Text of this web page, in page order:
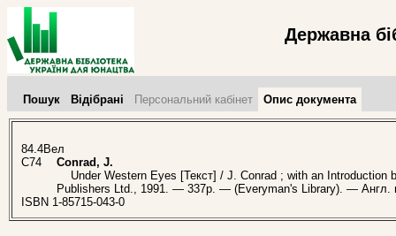
Державна
Пошук Відібрані Персональний кабінет Опис документа
84.4Вел
C74
Conrad, J.
Under Western Eyes [Текст] / J. Conrad ; with an Introduction
Publishers Ltd., 1991. — 337p. — (Everyman's Library). — Англ.
ISBN 1-85715-043-0